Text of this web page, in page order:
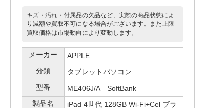
キズ・汚れ・付属品の欠品など、実際の商品状態によ
り減額や買取不可になる場合がございます。また上限
買取価格は市場動向により変動します。
メーカー
APPLE
分類
タブレットパソコン
型番
ME406J/A SoftBank
製品名
iPad 4世代 128GB Wi-Fi+Cel ブラ